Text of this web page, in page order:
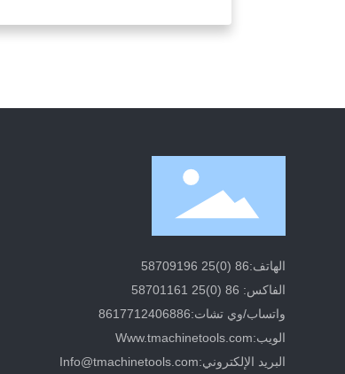
الهاتف:86 (0)25 58709196
الفاكس: 86 (0)25 58701161
واتساب/وي تشات:8617712406886
الويب:Www.tmachinetools.com
البريد الإلكتروني:Info@tmachinetools.com